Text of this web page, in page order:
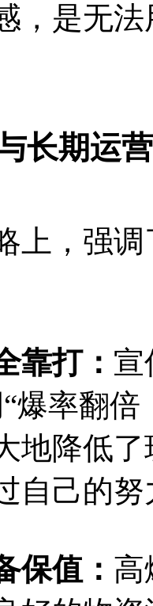
，是无
长期运营
上，强
靠打： 宣
爆率翻
地降低
自己的
保值： 高